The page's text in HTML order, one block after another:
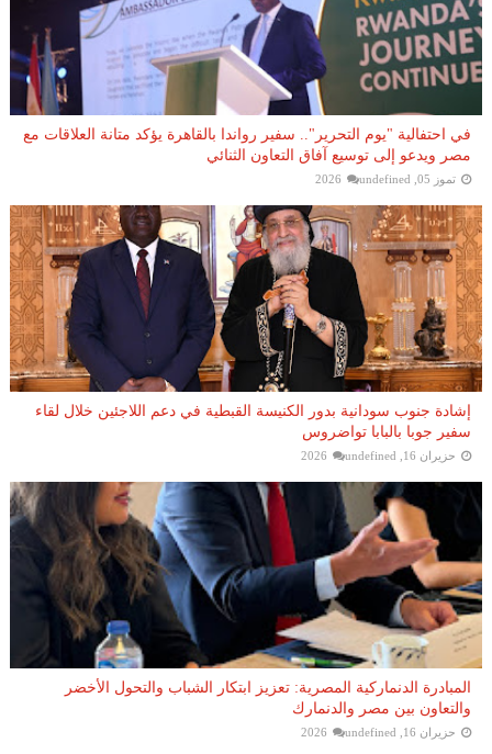
في احتفالية "يوم التحرير".. سفير رواندا بالقاهرة يؤكد متانة العلاقات مع
مصر ويدعو إلى توسيع آفاق التعاون الثنائي
تموز 05, 2026 undefined
إشادة جنوب سودانية بدور الكنيسة القبطية في دعم اللاجئين خلال لقاء
سفير جوبا بالبابا تواضروس
حزيران 16, 2026 undefined
المبادرة الدنماركية المصرية: تعزيز ابتكار الشباب والتحول الأخضر
والتعاون بين مصر والدنمارك
حزيران 16, 2026 undefined